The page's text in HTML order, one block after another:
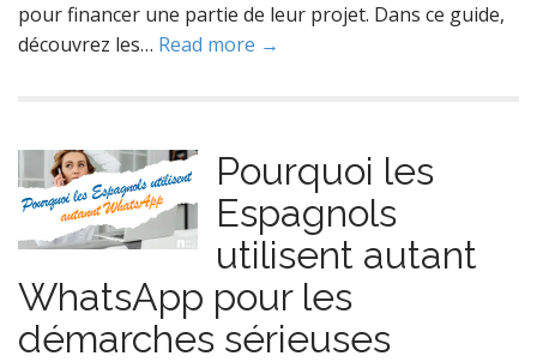
pour financer une partie de leur projet. Dans ce guide,
découvrez les… Read more →
Pourquoi les
Espagnols
utilisent autant
WhatsApp pour les
démarches sérieuses